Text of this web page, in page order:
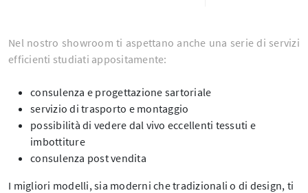
Nel nostro showroom ti aspettano anche una serie di servizi
efficienti studiati appositamente:
consulenza e progettazione sartoriale
servizio di trasporto e montaggio
possibilità di vedere dal vivo eccellenti tessuti e
imbottiture
consulenza post vendita
I migliori modelli, sia moderni che tradizionali o di design, ti